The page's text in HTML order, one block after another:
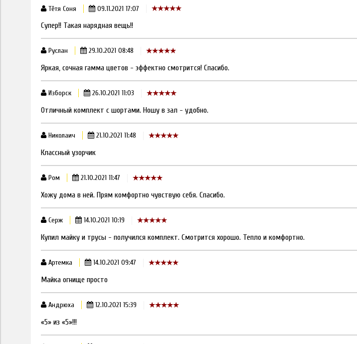
Тётя Соня 09.11.2021 17:07
Супер!! Такая нарядная вещь!!
Руслан 29.10.2021 08:48
Яркая, сочная гамма цветов - эффектно смотрится! Спасибо.
Изборск 26.10.2021 11:03
Отличный комплект с шортами. Ношу в зал - удобно.
Николаич 21.10.2021 11:48
Классный узорчик
Ром 21.10.2021 11:47
Хожу дома в ней. Прям комфортно чувствую себя. Спасибо.
Серж 14.10.2021 10:19
Купил майку и трусы - получился комплект. Смотрится хорошо. Тепло и комфортно.
Артемка 14.10.2021 09:47
Майка огнище просто
Андрюха 12.10.2021 15:39
«5» из «5»!!!